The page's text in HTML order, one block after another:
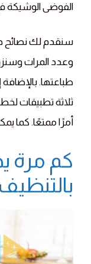
الفوضى
سنقدم لك نصائح
وعدد المرات
طباعتها.
ثلاثة تطبيقات
أمرًا ممتعًا. كما
كم مرة